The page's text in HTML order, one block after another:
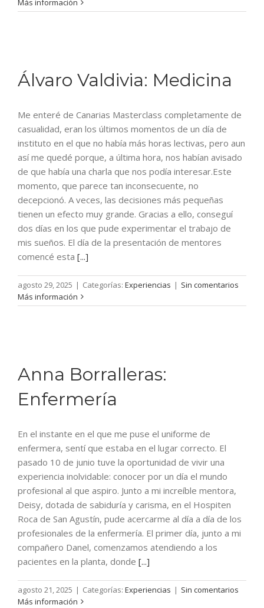
Más información
Álvaro Valdivia: Medicina
Me enteré de Canarias Masterclass completamente de
casualidad, eran los últimos momentos de un día de
instituto en el que no había más horas lectivas, pero aun
así me quedé porque, a última hora, nos habían avisado
de que había una charla que nos podía interesar.Este
momento, que parece tan inconsecuente, no
decepcionó. A veces, las decisiones más pequeñas
tienen un efecto muy grande. Gracias a ello, conseguí
dos días en los que pude experimentar el trabajo de
mis sueños. El día de la presentación de mentores
comencé esta [...]
agosto 29, 2025 | Categorías: Experiencias | Sin comentarios
Más información
Anna Borralleras:
Enfermería
En el instante en el que me puse el uniforme de
enfermera, sentí que estaba en el lugar correcto. El
pasado 10 de junio tuve la oportunidad de vivir una
experiencia inolvidable: conocer por un día el mundo
profesional al que aspiro. Junto a mi increíble mentora,
Deisy, dotada de sabiduría y carisma, en el Hospiten
Roca de San Agustín, pude acercarme al día a día de los
profesionales de la enfermería. El primer día, junto a mi
compañero Danel, comenzamos atendiendo a los
pacientes en la planta, donde [...]
agosto 21, 2025 | Categorías: Experiencias | Sin comentarios
Más información